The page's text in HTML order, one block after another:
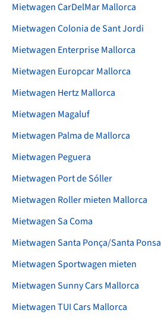
Mietwagen CarDelMar Mallorca
Mietwagen Colonia de Sant Jordi
Mietwagen Enterprise Mallorca
Mietwagen Europcar Mallorca
Mietwagen Hertz Mallorca
Mietwagen Magaluf
Mietwagen Palma de Mallorca
Mietwagen Peguera
Mietwagen Port de Sóller
Mietwagen Roller mieten Mallorca
Mietwagen Sa Coma
Mietwagen Santa Ponça/Santa Ponsa
Mietwagen Sportwagen mieten
Mietwagen Sunny Cars Mallorca
Mietwagen TUI Cars Mallorca